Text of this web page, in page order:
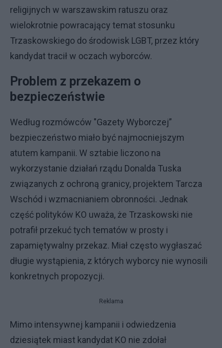
religijnych w warszawskim ratuszu oraz
wielokrotnie powracający temat stosunku
Trzaskowskiego do środowisk LGBT, przez który
kandydat tracił w oczach wyborców.
Problem z przekazem o
bezpieczeństwie
Według rozmówców "Gazety Wyborczej”
bezpieczeństwo miało być najmocniejszym
atutem kampanii. W sztabie liczono na
wykorzystanie działań rządu Donalda Tuska
związanych z ochroną granicy, projektem Tarcza
Wschód i wzmacnianiem obronności. Jednak
część polityków KO uważa, że Trzaskowski nie
potrafił przekuć tych tematów w prosty i
zapamiętywalny przekaz. Miał często wygłaszać
długie wystąpienia, z których wyborcy nie wynosili
konkretnych propozycji.
Reklama
Mimo intensywnej kampanii i odwiedzenia
dziesiątek miast kandydat KO nie zdołał